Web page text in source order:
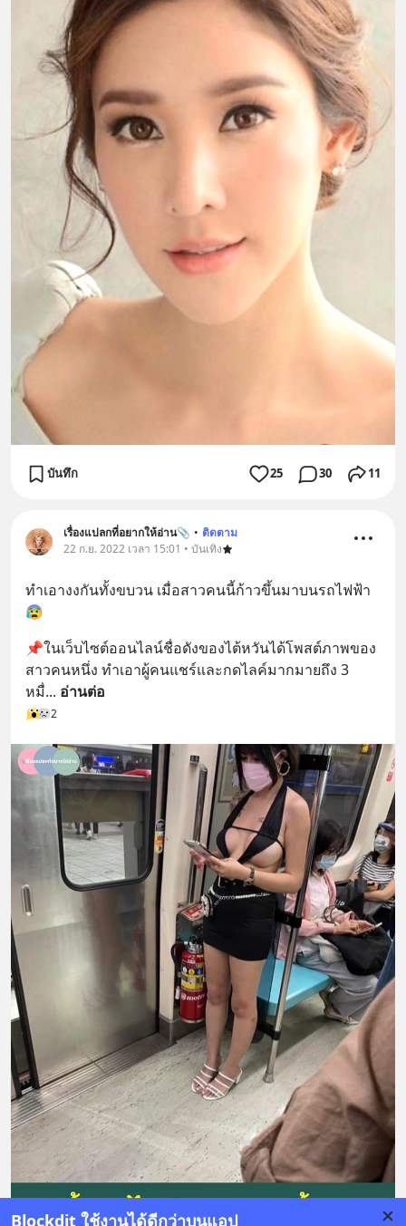
Blockdit ใช้งานได้ดีกว่าบนแอป
บันทึก 25 30 11
เรื่องแปลกที่อยากให้อ่าน📎 • ติดตาม
22 ก.ย. 2022 เวลา 15:01 • บันเทิง
ทำเอางงกันทั้งขบวน เมื่อสาวคนนี้ก้าวขึ้นมาบนรถไฟฟ้า
😰
📌ในเว็บไซต์ออนไลน์ชื่อดังของไต้หวันได้โพสต์ภาพของ
สาวคนหนึ่ง ทำเอาผู้คนแชร์และกดไลค์มากมายถึง 3
หมื่... อ่านต่อ
2